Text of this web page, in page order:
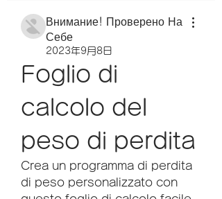
Внимание! Проверено На
Себе
2023年9月8日
Foglio di
calcolo del
peso di perdita
Crea un programma di perdita
di peso personalizzato con